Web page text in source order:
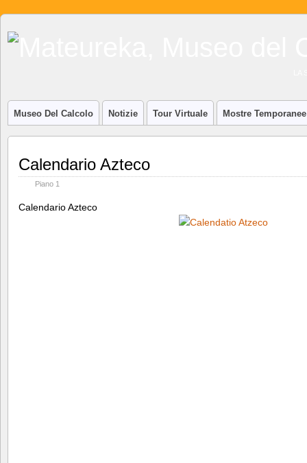
Museo Del Calcolo Notizie Tour Virtuale Mostre Temporanee
Calendario Azteco
Piano 1
Calendario Azteco